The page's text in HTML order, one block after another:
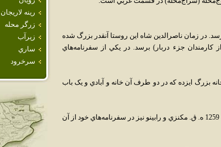
رينه لاريجان
زرگر محله
زيرآب
ساري
سرخرود
در زمان ناصرالدين شاه اين روستا آنقدر بزرگ شده
کارمندان جزء دربار) برسد. در يکي از سفرنامه‌هاي
به رودخانه بزرگ ايزده که در دو طرف آن خانه و آبادي و يک باب
بجز وي مالکونف روسي در سال 1858 ميلادي، ابت انگليسي در سال 1259 ه. ق. مکنزي و رابينو نيز در سفرنامه‌هاي خود از آن